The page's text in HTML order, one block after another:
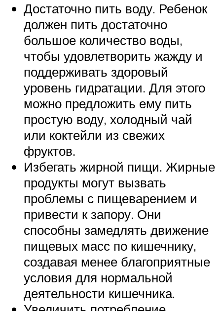
Достаточно пить воду. Ребенок
должен пить достаточно
большое количество воды,
чтобы удовлетворить жажду и
поддерживать здоровый
уровень гидратации. Для этого
можно предложить ему пить
простую воду, холодный чай
или коктейли из свежих
фруктов.
Избегать жирной пищи. Жирные
продукты могут вызвать
проблемы с пищеварением и
привести к запору. Они
способны замедлять движение
пищевых масс по кишечнику,
создавая менее благоприятные
условия для нормальной
деятельности кишечника.